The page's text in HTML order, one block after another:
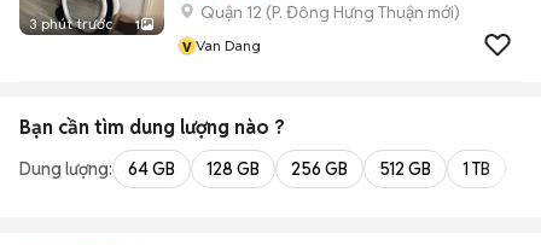
3 phút trước 1
Quận 12 (P. Đông Hưng Thuận mới)
v Van Dang
Bạn cần tìm dung lượng nào ?
Dung lượng: 64 GB 128 GB 256 GB 512 GB 1 TB